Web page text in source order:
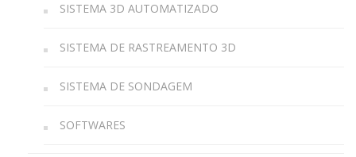
SISTEMA 3D AUTOMATIZADO
SISTEMA DE RASTREAMENTO 3D
SISTEMA DE SONDAGEM
SOFTWARES